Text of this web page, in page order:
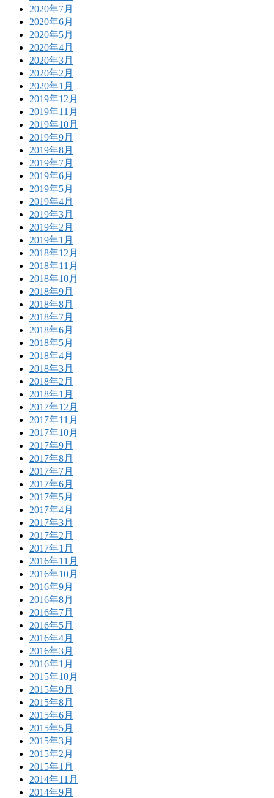
2020年7月
2020年6月
2020年5月
2020年4月
2020年3月
2020年2月
2020年1月
2019年12月
2019年11月
2019年10月
2019年9月
2019年8月
2019年7月
2019年6月
2019年5月
2019年4月
2019年3月
2019年2月
2019年1月
2018年12月
2018年11月
2018年10月
2018年9月
2018年8月
2018年7月
2018年6月
2018年5月
2018年4月
2018年3月
2018年2月
2018年1月
2017年12月
2017年11月
2017年10月
2017年9月
2017年8月
2017年7月
2017年6月
2017年5月
2017年4月
2017年3月
2017年2月
2017年1月
2016年11月
2016年10月
2016年9月
2016年8月
2016年7月
2016年5月
2016年4月
2016年3月
2016年1月
2015年10月
2015年9月
2015年8月
2015年6月
2015年5月
2015年3月
2015年2月
2015年1月
2014年11月
2014年9月